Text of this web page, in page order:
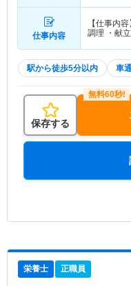
仕事内容
【仕事内
調理 ・献
駅から徒歩5分以内 車
保存する
栄養士 正職員